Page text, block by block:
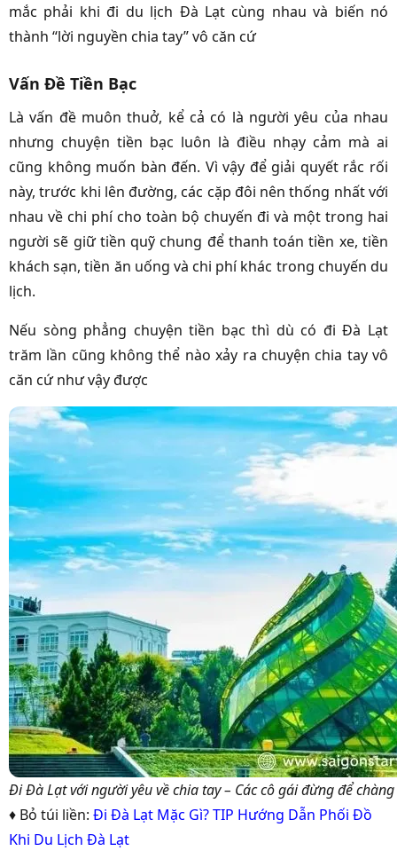
mắc phải khi đi du lịch Đà Lạt cùng nhau và biến nó
thành “lời nguyền chia tay” vô căn cứ
Vấn Đề Tiền Bạc
Là vấn đề muôn thuở, kể cả có là người yêu của nhau
nhưng chuyện tiền bạc luôn là điều nhạy cảm mà ai
cũng không muốn bàn đến. Vì vậy để giải quyết rắc rối
này, trước khi lên đường, các cặp đôi nên thống nhất với
nhau về chi phí cho toàn bộ chuyến đi và một trong hai
người sẽ giữ tiền quỹ chung để thanh toán tiền xe, tiền
khách sạn, tiền ăn uống và chi phí khác trong chuyến du
lịch.
Nếu sòng phẳng chuyện tiền bạc thì dù có đi Đà Lạt
trăm lần cũng không thể nào xảy ra chuyện chia tay vô
căn cứ như vậy được
Đi Đà Lạt với người yêu về chia tay – Các cô gái đừng để
♦ Bỏ túi liền: Đi Đà Lạt Mặc Gì? TIP Hướng Dẫn Phối Đồ
Khi Du Lịch Đà Lạt